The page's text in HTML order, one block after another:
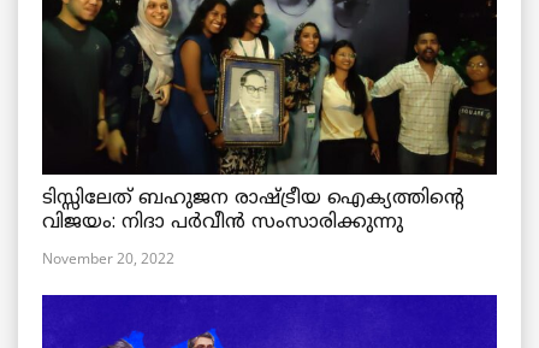
ടിസ്സിലേത് ബഹുജന രാഷ്ട്രീയ ഐക്യത്തിന്റെ
വിജയം: നിദാ പർവീൻ സംസാരിക്കുന്നു
November 20, 2022